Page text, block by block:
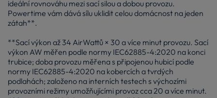
ideální rovnováhu mezi sací silou a dobou provozu.
Powertime vám dává sílu uklidit celou domácnost na jeden
zátah**.
**Sací výkon až 34 AirWattů × 30 a více minut provozu. Sací
výkon AW měřen podle normy IEC62885-4:2020 na konci
trubice; doba provozu měřena s připojenou hubicí podle
normy IEC62885-4:2020 na kobercích a tvrdých
podlahách; založeno na interních testech s výchozími
provozními režimy umožňujícími provoz cca 20 a více minut.